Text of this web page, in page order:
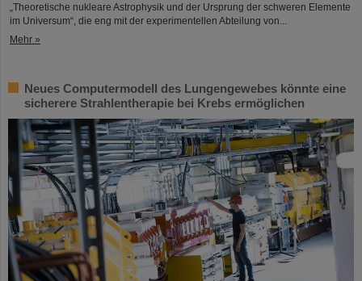
„Theoretische nukleare Astrophysik und der Ursprung der schweren Elemente
im Universum“, die eng mit der experimentellen Abteilung von...
Mehr »
Neues Computermodell des Lungengewebes könnte eine
sicherere Strahlentherapie bei Krebs ermöglichen